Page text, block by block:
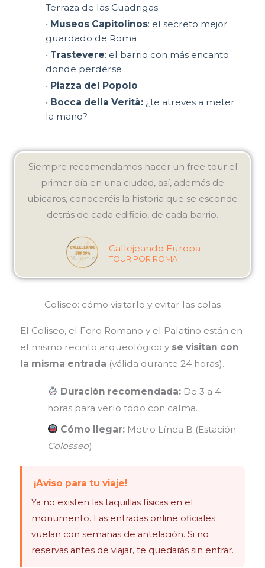
Terraza de las Cuadrigas
• Museos Capitolinos: el secreto mejor
guardado de Roma
• Trastevere: el barrio con más encanto
donde perderse
• Piazza del Popolo
• Bocca della Verità: ¿te atreves a meter
la mano?
Siempre recomendamos hacer un free tour el
primer día en una ciudad, así, además de
ubicaros, conoceréis la historia que se esconde
detrás de cada edificio, de cada barrio.
Callejeando Europa
TOUR POR ROMA
Coliseo: cómo visitarlo y evitar las colas
El Coliseo, el Foro Romano y el Palatino están en
el mismo recinto arqueológico y se visitan con
la misma entrada (válida durante 24 horas).
Duración recomendada: De 3 a 4
horas para verlo todo con calma.
Cómo llegar: Metro Línea B (Estación
Colosseo).
¡Aviso para tu viaje!
Ya no existen las taquillas físicas en el
monumento. Las entradas online oficiales
vuelan con semanas de antelación. Si no
reservas antes de viajar, te quedarás sin entrar.